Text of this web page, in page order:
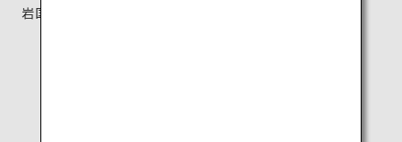
岩国城の天守閣からの眺め。